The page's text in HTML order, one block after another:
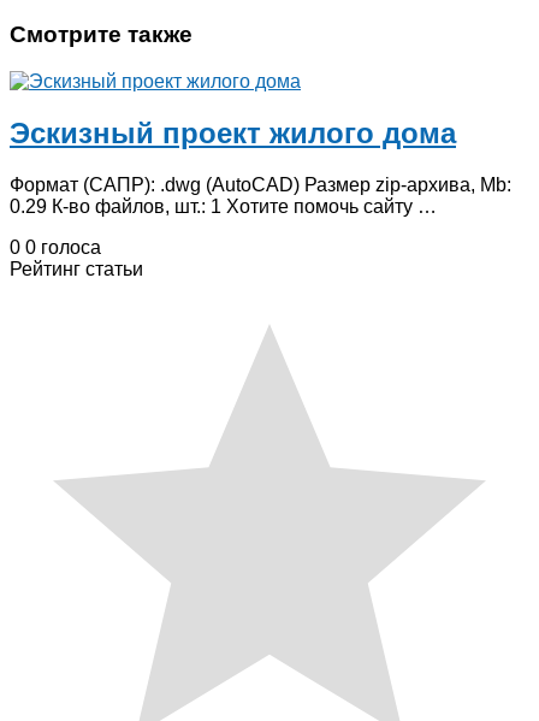
Смотрите также
Эскизный проект жилого дома
Формат (САПР): .dwg (AutoCAD) Размер zip-архива, Mb:
0.29 К-во файлов, шт.: 1 Хотите помочь сайту …
0 0 голоса
Рейтинг статьи